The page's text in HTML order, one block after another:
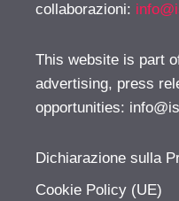
collaborazioni:
This website is part
advertising, press
opportunities:
Dichiarazione sulla
Cookie Policy (UE)